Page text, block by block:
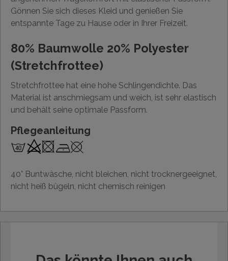
Gönnen Sie sich dieses Kleid und genießen Sie
entspannte Tage zu Hause oder in Ihrer Freizeit.
80% Baumwolle 20% Polyester
(Stretchfrottee)
Stretchfrottee hat eine hohe Schlingendichte. Das
Material ist anschmiegsam und weich, ist sehr elastisch
und behält seine optimale Passform.
Pflegeanleitung
40° Buntwäsche, nicht bleichen, nicht trocknergeeignet,
nicht heiß bügeln, nicht chemisch reinigen